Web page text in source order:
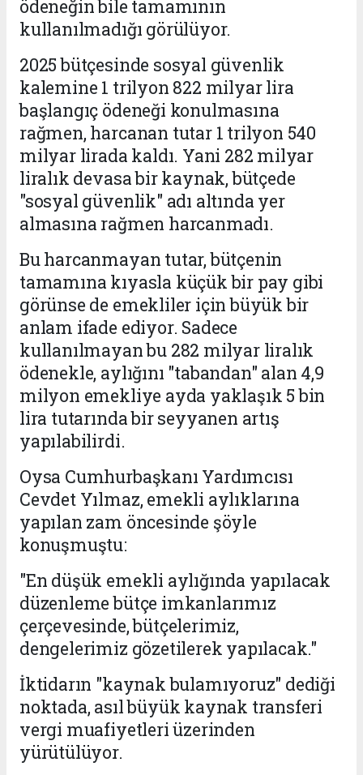
ödeneğin bile tamamının
kullanılmadığı görülüyor.
2025 bütçesinde sosyal güvenlik
kalemine 1 trilyon 822 milyar lira
başlangıç ödeneği konulmasına
rağmen, harcanan tutar 1 trilyon 540
milyar lirada kaldı. Yani 282 milyar
liralık devasa bir kaynak, bütçede
"sosyal güvenlik" adı altında yer
almasına rağmen harcanmadı.
Bu harcanmayan tutar, bütçenin
tamamına kıyasla küçük bir pay gibi
görünse de emekliler için büyük bir
anlam ifade ediyor. Sadece
kullanılmayan bu 282 milyar liralık
ödenekle, aylığını "tabandan" alan 4,9
milyon emekliye ayda yaklaşık 5 bin
lira tutarında bir seyyanen artış
yapılabilirdi.
Oysa Cumhurbaşkanı Yardımcısı
Cevdet Yılmaz, emekli aylıklarına
yapılan zam öncesinde şöyle
konuşmuştu:
"En düşük emekli aylığında yapılacak
düzenleme bütçe imkanlarımız
çerçevesinde, bütçelerimiz,
dengelerimiz gözetilerek yapılacak."
İktidarın "kaynak bulamıyoruz" dediği
noktada, asıl büyük kaynak transferi
vergi muafiyetleri üzerinden
yürütülüyor.